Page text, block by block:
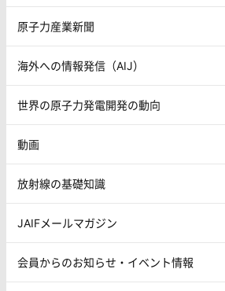
原子力産業新聞
海外への情報発信（AIJ）
世界の原子力発電開発の動向
動画
放射線の基礎知識
JAIFメールマガジン
会員からのお知らせ・イベント情報